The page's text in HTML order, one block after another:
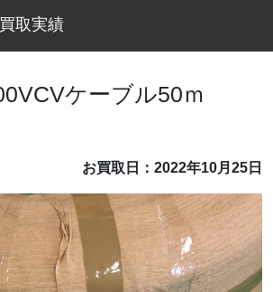
取実績
ケーブル50ｍ
お買取日：2022年10月25日